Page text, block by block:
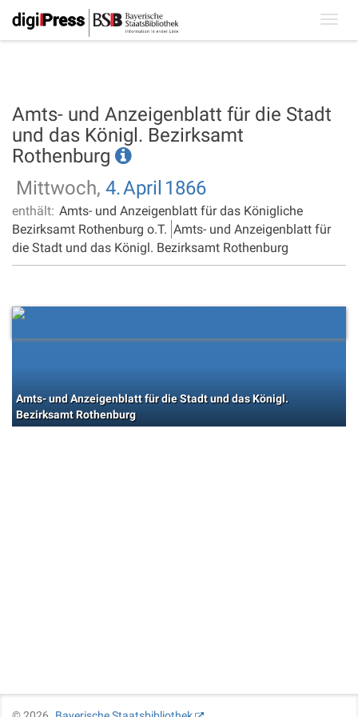
Amts- und Anzeigenblatt für die Stadt
und das Königl. Bezirksamt
Rothenburg
Mittwoch, 4.April 1866
enthält: Amts- und Anzeigenblatt für das Königliche
Bezirksamt Rothenburg o.T. Amts- und Anzeigenblatt für
die Stadt und das Königl. Bezirksamt Rothenburg
Amts- und Anzeigenblatt für die Stadt und das Königl.
Bezirksamt Rothenburg